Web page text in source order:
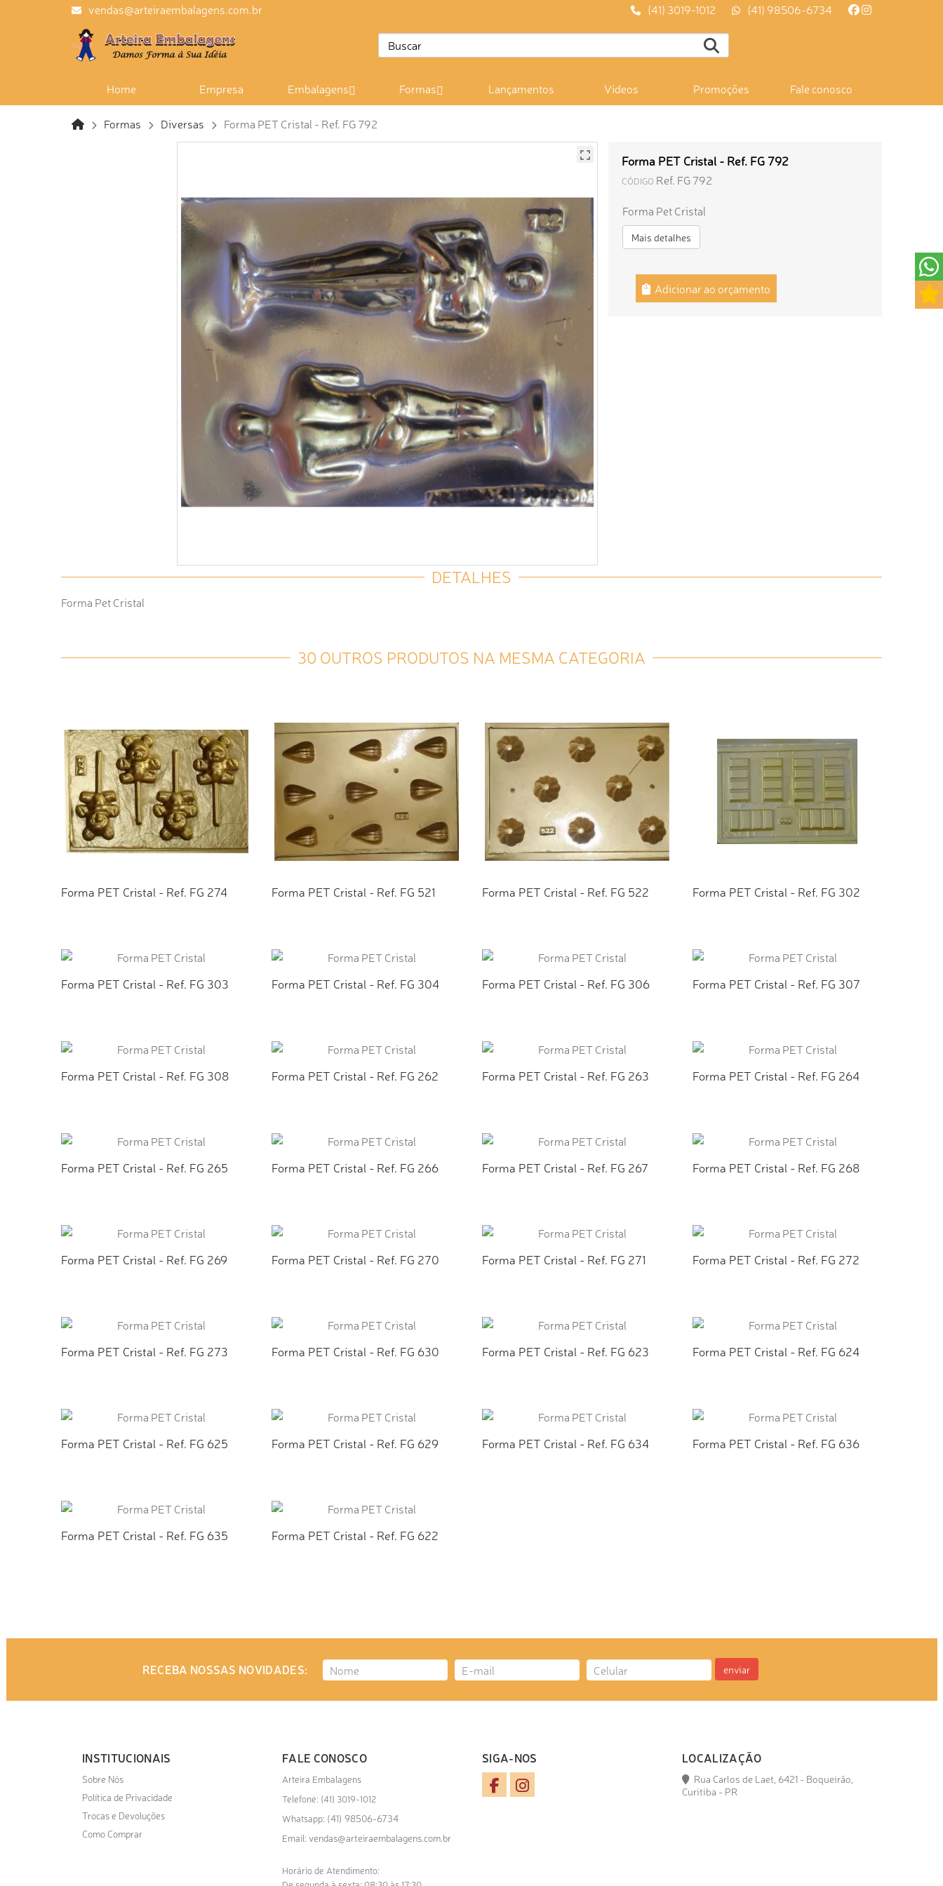
vendas@arteiraembalagens.com.br (41) 3019-1012 (41) 98506-6734
Home Empresa Embalagens Formas Lançamentos Vídeos Promoções Fale conosco
Formas Diversas Forma PET Cristal - Ref. FG 792
Forma PET Cristal - Ref. FG 792
CÓDIGO Ref. FG 792
Forma Pet Cristal
Mais detalhes
Adicionar ao orçamento
DETALHES
Forma Pet Cristal
30 OUTROS PRODUTOS NA MESMA CATEGORIA
Forma PET Cristal - Ref. FG 274 Forma PET Cristal - Ref. FG 521 Forma PET Cristal - Ref. FG 522 Forma PET Cristal - Ref. FG 302
Forma PET Cristal - Ref. FG 303 Forma PET Cristal - Ref. FG 304 Forma PET Cristal - Ref. FG 306 Forma PET Cristal - Ref. FG 307
Forma PET Cristal - Ref. FG 308 Forma PET Cristal - Ref. FG 262 Forma PET Cristal - Ref. FG 263 Forma PET Cristal - Ref. FG 264
Forma PET Cristal - Ref. FG 265 Forma PET Cristal - Ref. FG 266 Forma PET Cristal - Ref. FG 267 Forma PET Cristal - Ref. FG 268
Forma PET Cristal - Ref. FG 269 Forma PET Cristal - Ref. FG 270 Forma PET Cristal - Ref. FG 271 Forma PET Cristal - Ref. FG 272
Forma PET Cristal - Ref. FG 273 Forma PET Cristal - Ref. FG 630 Forma PET Cristal - Ref. FG 623 Forma PET Cristal - Ref. FG 624
Forma PET Cristal - Ref. FG 625 Forma PET Cristal - Ref. FG 629 Forma PET Cristal - Ref. FG 634 Forma PET Cristal - Ref. FG 636
Forma PET Cristal - Ref. FG 635 Forma PET Cristal - Ref. FG 622
RECEBA NOSSAS NOVIDADES: enviar
INSTITUCIONAIS
Sobre Nós
Política de Privacidade
Trocas e Devoluções
Como Comprar
FALE CONOSCO
Arteira Embalagens
Telefone: (41) 3019-1012
Whatsapp: (41) 98506-6734
Email: vendas@arteiraembalagens.com.br
Horário de Atendimento:
SIGA-NOS LOCALIZAÇÃO
Rua Carlos de Laet, 6421 - Boqueirão,
Curitiba - PR